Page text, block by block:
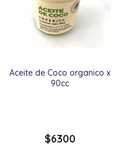
Aceite de Coco organico x
90cc
$6300